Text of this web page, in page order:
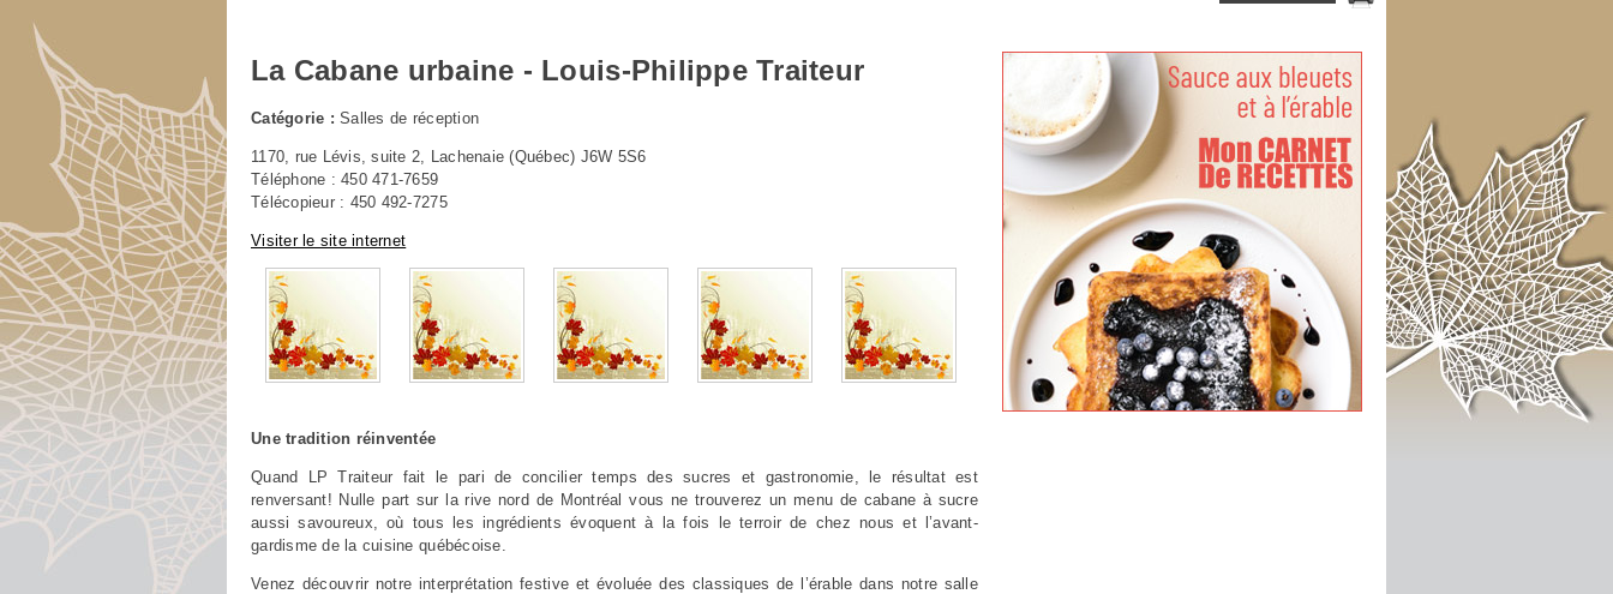
La Cabane urbaine - Louis-Philippe Traiteur
Catégorie : Salles de réception
1170, rue Lévis, suite 2, Lachenaie (Québec) J6W 5S6
Téléphone : 450 471-7659
Télécopieur : 450 492-7275
Visiter le site internet
Une tradition réinventée
Quand LP Traiteur fait le pari de concilier temps des sucres et gastronomie, le résultat est
renversant! Nulle part sur la rive nord de Montréal vous ne trouverez un menu de cabane à sucre
aussi savoureux, où tous les ingrédients évoquent à la fois le terroir de chez nous et l’avant-
gardisme de la cuisine québécoise.
Venez découvrir notre interprétation festive et évoluée des classiques de l’érable dans notre salle